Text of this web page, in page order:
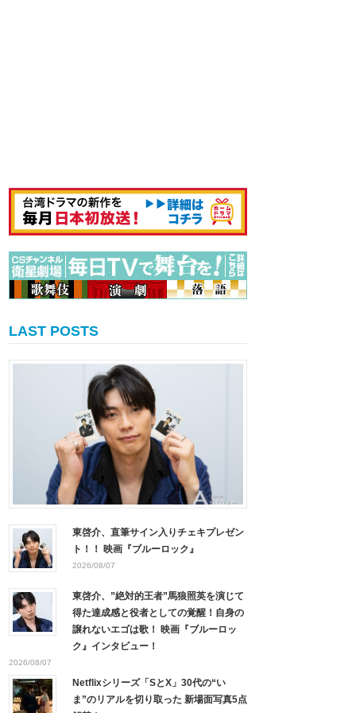
LAST POSTS
東啓介、直筆サイン入りチェキプレゼン
ト！！ 映画『ブルーロック』
2026/08/07
東啓介、”絶対的王者”馬狼照英を演じて
得た達成感と役者としての覚醒！自身の
譲れないエゴは歌！ 映画『ブルーロッ
ク』インタビュー！
2026/08/07
Netflixシリーズ「SとX」30代の“い
ま”のリアルを切り取った 新場面写真5点